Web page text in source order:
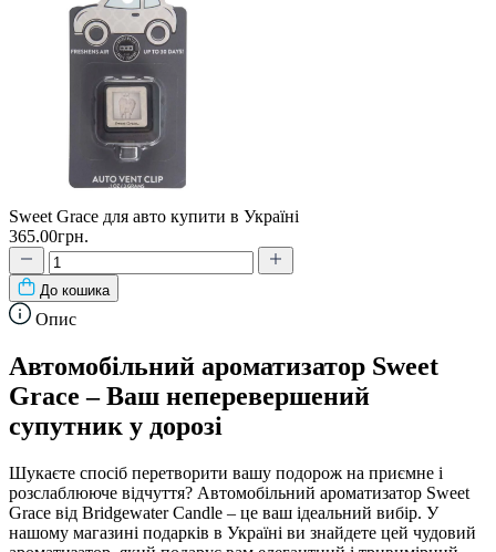
Sweet Grace для авто купити в Україні
365.00грн.
До кошика
Опис
Автомобільний ароматизатор Sweet
Grace – Ваш неперевершений
супутник у дорозі
Шукаєте спосіб перетворити вашу подорож на приємне і
розслаблююче відчуття? Автомобільний ароматизатор Sweet
Grace від Bridgewater Candle – це ваш ідеальний вибір. У
нашому магазині подарків в Україні ви знайдете цей чудовий